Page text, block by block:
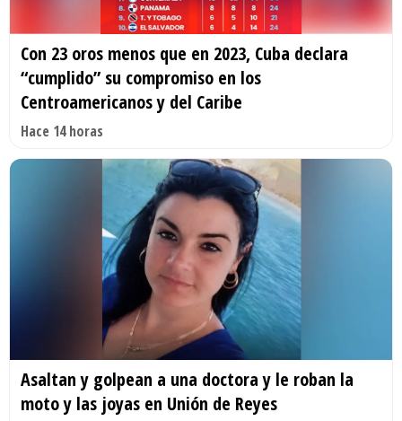
Con 23 oros menos que en 2023, Cuba declara
“cumplido” su compromiso en los
Centroamericanos y del Caribe
Hace 14 horas
Asaltan y golpean a una doctora y le roban la
moto y las joyas en Unión de Reyes